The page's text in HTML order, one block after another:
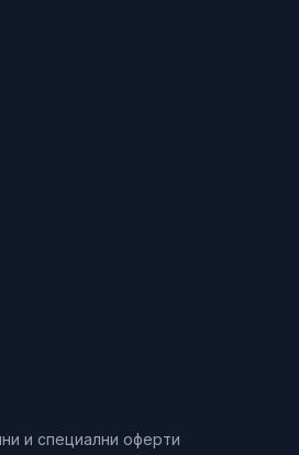
и специални оферти